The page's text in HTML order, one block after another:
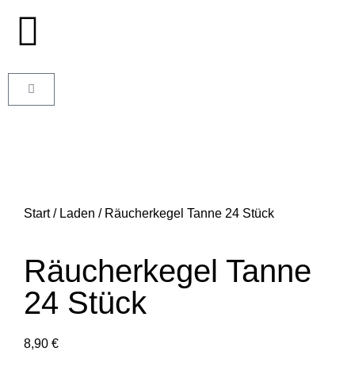
Start/ Laden / Räucherkegel Tanne 24 Stück
Räucherkegel Tanne
24 Stück
8,90 €